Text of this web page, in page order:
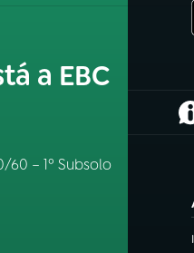
a EBC
60 – 1º Subsolo